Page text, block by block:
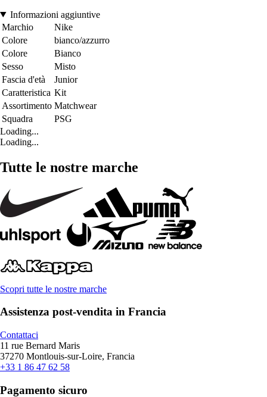
Informazioni aggiuntive
Marchio
Nike
Colore
bianco/azzurro
Colore
Bianco
Sesso
Misto
Fascia d'età
Junior
Caratteristica Kit
Assortimento Matchwear
Squadra
PSG
Loading...
Loading...
Tutte le nostre marche
Scopri tutte le nostre marche
Assistenza post-vendita in Francia
Contattaci
11 rue Bernard Maris
37270 Montlouis-sur-Loire, Francia
+33 1 86 47 62 58
Pagamento sicuro